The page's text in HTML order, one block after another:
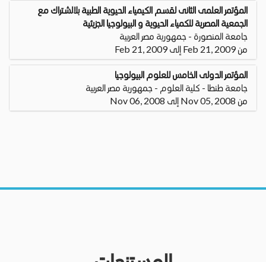
المؤتمر العلمى الثانى لقسم الكيمياء الحيوية الطبية بلالشتراك مع
الجمعية المصرية للكمياء الحيوية و البيولوجيا الجزيئية
جامعة المنصورة - جمهورية مصر العربية
من Feb 21, 2009 إلى Feb 21, 2009
المؤتمر الدولى الخامس للعلوم البيولوجيا
جامعة طنطا - كلية العلوم - جمهورية مصر العربية
من Nov 05, 2008 إلى Nov 06, 2008